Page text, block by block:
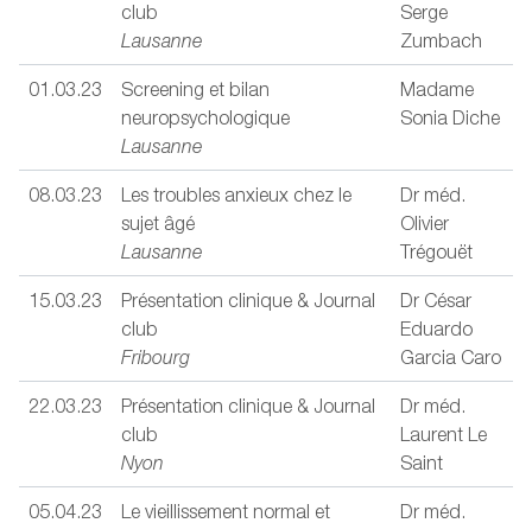
club
Lausanne
Serge
Zumbach
01.03.23
Screening et bilan
neuropsychologique
Lausanne
Madame
Sonia Diche
08.03.23
Les troubles anxieux chez le
sujet âgé
Lausanne
Dr méd.
Olivier
Trégouët
15.03.23
Présentation clinique & Journal
club
Fribourg
Dr César
Eduardo
Garcia Caro
22.03.23
Présentation clinique & Journal
club
Nyon
Dr méd.
Laurent Le
Saint
05.04.23
Le vieillissement normal et
Dr méd.